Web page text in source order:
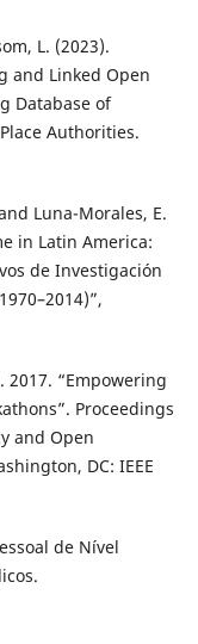
L. (2023).
and Linked Open
Database of
Authorities.
Luna-Morales, E.
in Latin America:
de Investigación
2017. “Empowering
Proceedings
and Open
DC: IEEE
de Nível